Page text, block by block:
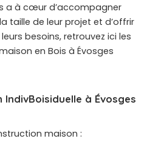
a à cœur d’accompagner
taille de leur projet et d’offrir
besoins, retrouvez ici les
en Bois à Évosges
à Évosges
maison :